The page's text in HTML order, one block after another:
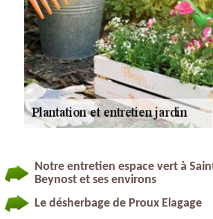
Notre entretien espace vert à
Beynost et ses environs
Le désherbage de Proux Elagage